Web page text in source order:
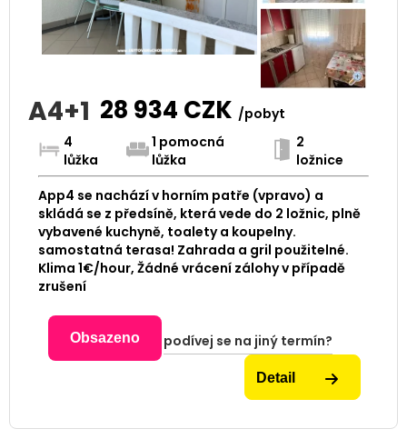
A4+1 28 934 CZK /pobyt
4
lůžka
1 pomocná
lůžka
2
ložnice
App4 se nachází v horním patře (vpravo) a
skládá se z předsíně, která vede do 2 ložnic, plně
vybavené kuchyně, toalety a koupelny.
samostatná terasa! Zahrada a gril použitelné.
Klima 1€/hour, Žádné vrácení zálohy v případě
zrušení
Obsazeno podívej se na jiný termín?
Detail